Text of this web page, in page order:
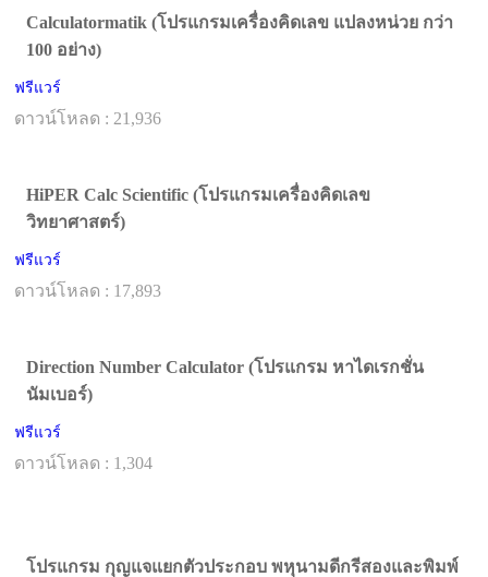
Calculatormatik (โปรแกรมเครื่องคิดเลข แปลงหน่วย กว่า
100 อย่าง)
ฟรีแวร์
ดาวน์โหลด : 21,936
HiPER Calc Scientific (โปรแกรมเครื่องคิดเลข
วิทยาศาสตร์)
ฟรีแวร์
ดาวน์โหลด : 17,893
Direction Number Calculator (โปรแกรม หาไดเรกชั่น
นัมเบอร์)
ฟรีแวร์
ดาวน์โหลด : 1,304
โปรแกรม กุญแจแยกตัวประกอบ พหุนามดีกรีสองและพิมพ์